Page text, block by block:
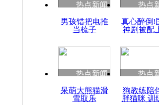
度苗族花山节
魂
热点新闻
男孩错把电推
当梳子
热点
真心醉倒!
神剧被配
热点新闻
呆萌大熊猫滑
雪取乐
热点
狗教练陪
胖猫咪 训